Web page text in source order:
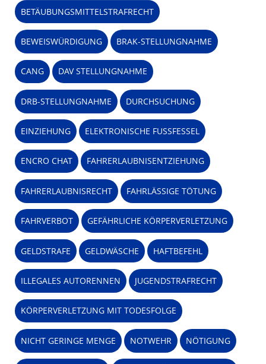
BETÄUBUNGSMITTELSTRAFRECHT
BEWEISWÜRDIGUNG BRAK-STELLUNGNAHME
CANG DAV STELLUNGNAHME
DRB-STELLUNGNAHME DURCHSUCHUNG
EINZIEHUNG ELEKTRONISCHE FUSSFESSEL
ENCRO CHAT FAHRERLAUBNISENTZIEHUNG
FAHRERLAUBNISRECHT FAHRLÄSSIGE TÖTUNG
FAHRVERBOT GEFÄHRLICHE KÖRPERVERLETZUNG
GELDSTRAFE GELDWÄSCHE HAFTBEFEHL
ILLEGALES AUTORENNEN JUGENDSTRAFRECHT
KÖRPERVERLETZUNG MIT TODESFOLGE
NICHT GERINGE MENGE NOTWEHR NÖTIGUNG